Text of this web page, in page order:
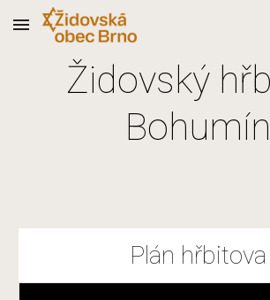
Skip to main content
Židovský
Bohumín
Plán hřbitova